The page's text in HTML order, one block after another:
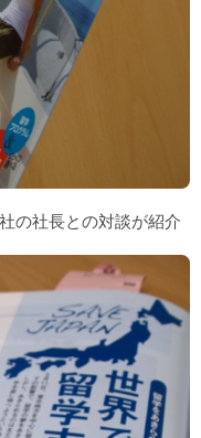
の社長との対談が紹介